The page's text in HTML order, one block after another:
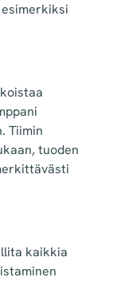
Tiimin
tuoden
kaikkia